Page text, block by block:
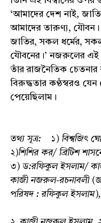
‘আমাদের দেশ নাই, জাতি
আমাদের তারুণ্য,
জাতির, সকল ধর্মের,
যৌবনের।’ নজরুলের এই
তাঁর রাজনৈতিক চেতনার
বিরুদ্ধতার কণ্ঠস্বরও
পেয়েছিলাম।
তথ্য সূত্র: ১) বিশ্বজিৎ
২)শিশির কর/ ব্রিটিশ
৩) ড:রফিকুল ইসলাম/
কাজী নজরুল-রচনাবলী
পরিষদ : রফিকুল ইসলাম),